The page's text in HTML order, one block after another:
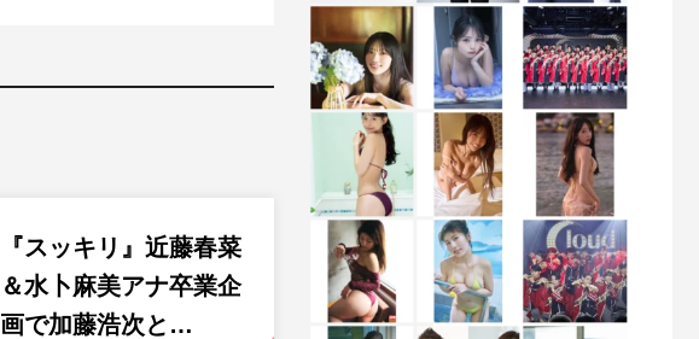
『スッキリ』近藤春菜
＆水卜麻美アナ卒業企
画で加藤浩次と…